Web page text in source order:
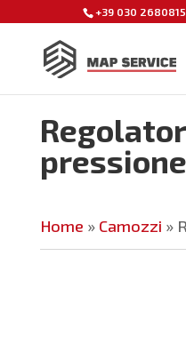
+39 030 2680815
pressione
Home » Camozzi »